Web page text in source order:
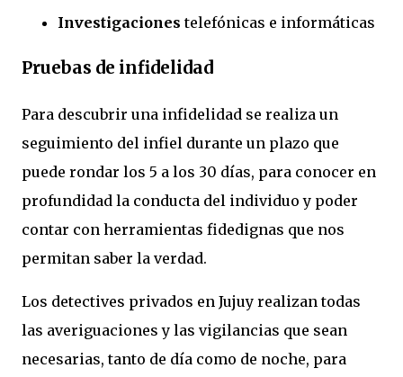
Investigaciones telefónicas e informáticas
Pruebas de infidelidad
Para descubrir una infidelidad se realiza un
seguimiento del infiel durante un plazo que
puede rondar los 5 a los 30 días, para conocer en
profundidad la conducta del individuo y poder
contar con herramientas fidedignas que nos
permitan saber la verdad.
Los detectives privados en Jujuy realizan todas
las averiguaciones y las vigilancias que sean
necesarias, tanto de día como de noche, para